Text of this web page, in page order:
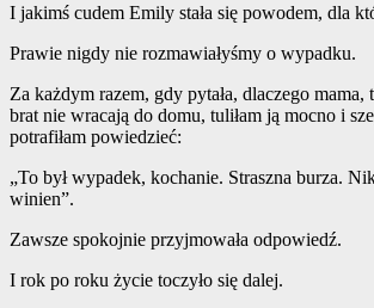
I jakimś cudem Emily stała się powodem, dla
Prawie nigdy nie rozmawiałyśmy o wypadku.
Za każdym razem, gdy pytała, dlaczego mama,
brat nie wracają do domu, tuliłam ją mocno i
potrafiłam powiedzieć:
„To był wypadek, kochanie. Straszna burza.
winien”.
Zawsze spokojnie przyjmowała odpowiedź.
I rok po roku życie toczyło się dalej.